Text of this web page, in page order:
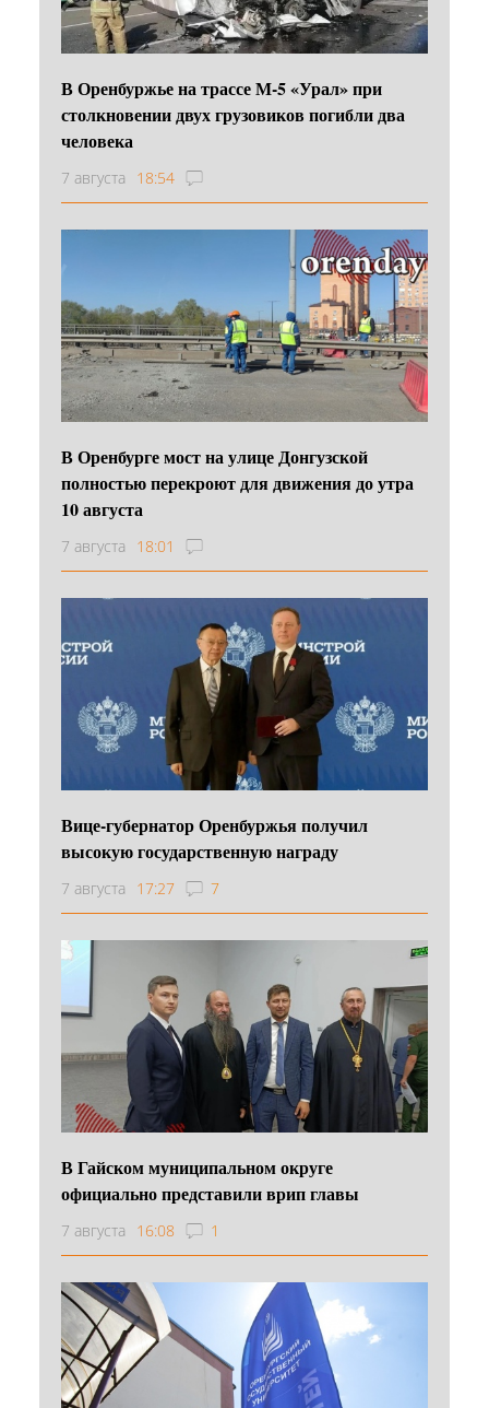
В Оренбуржье на трассе М-5 «Урал» при
столкновении двух грузовиков погибли два
человека
7 августа 18:54
В Оренбурге мост на улице Донгузской
полностью перекроют для движения до утра
10 августа
7 августа 18:01
Вице-губернатор Оренбуржья получил
высокую государственную награду
7 августа 17:27 7
В Гайском муниципальном округе
официально представили врип главы
7 августа 16:08 1